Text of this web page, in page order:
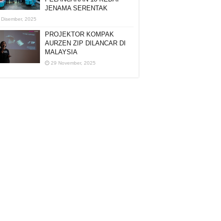
JENAMA SERENTAK
Disember, 2025
PROJEKTOR KOMPAK
AURZEN ZIP DILANCAR DI
MALAYSIA
29 November, 2025